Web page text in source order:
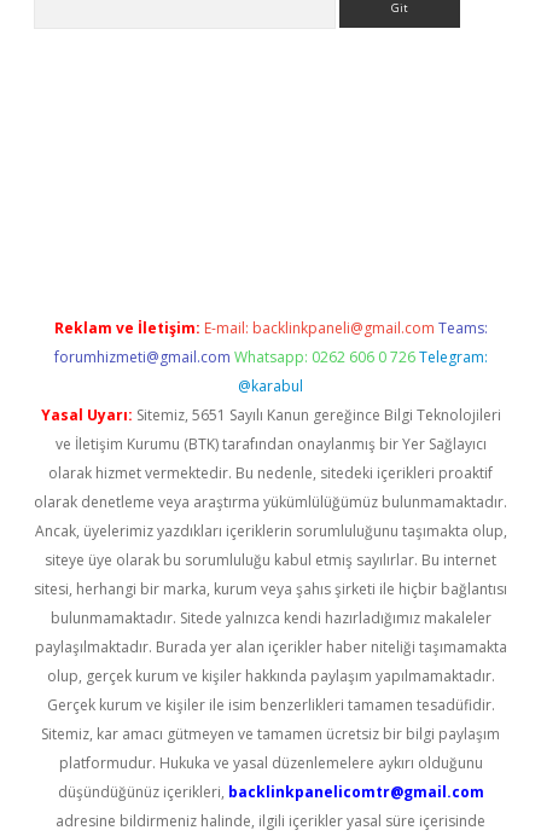
Reklam ve İletişim: E-mail: backlinkpaneli@gmail.com Teams:
forumhizmeti@gmail.com Whatsapp: 0262 606 0 726 Telegram:
@karabul
Yasal Uyarı: Sitemiz, 5651 Sayılı Kanun gereğince Bilgi Teknolojileri
ve İletişim Kurumu (BTK) tarafından onaylanmış bir Yer Sağlayıcı
olarak hizmet vermektedir. Bu nedenle, sitedeki içerikleri proaktif
olarak denetleme veya araştırma yükümlülüğümüz bulunmamaktadır.
Ancak, üyelerimiz yazdıkları içeriklerin sorumluluğunu taşımakta olup,
siteye üye olarak bu sorumluluğu kabul etmiş sayılırlar. Bu internet
sitesi, herhangi bir marka, kurum veya şahıs şirketi ile hiçbir bağlantısı
bulunmamaktadır. Sitede yalnızca kendi hazırladığımız makaleler
paylaşılmaktadır. Burada yer alan içerikler haber niteliği taşımamakta
olup, gerçek kurum ve kişiler hakkında paylaşım yapılmamaktadır.
Gerçek kurum ve kişiler ile isim benzerlikleri tamamen tesadüfidir.
Sitemiz, kar amacı gütmeyen ve tamamen ücretsiz bir bilgi paylaşım
platformudur. Hukuka ve yasal düzenlemelere aykırı olduğunu
düşündüğünüz içerikleri, backlinkpanelicomtr@gmail.com
adresine bildirmeniz halinde, ilgili içerikler yasal süre içerisinde